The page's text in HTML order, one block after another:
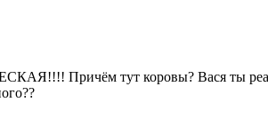
Причём тут коровы? Вася ты